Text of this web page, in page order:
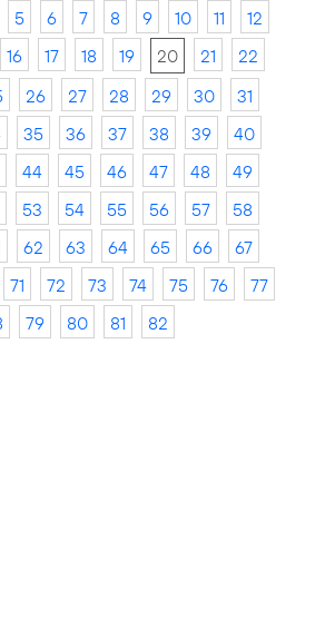
5 6 7 8 9 10 11
12
16 17 18 19 20 21
22
26 27 28 29 30
31
35 36 37 38 39
40
44 45 46 47 48
49
53 54 55 56 57
58
62 63 64 65 66
67
71 72 73 74 75 76
77
79 80 81 82